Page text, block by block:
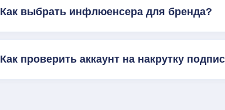
Как выбрать инфлюенсера для бренда?
Как проверить аккаунт на накрутку